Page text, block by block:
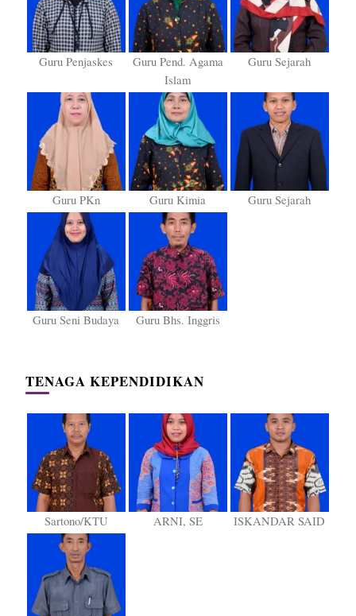
Guru Penjaskes
Guru Pend. Agama
Islam
Guru Sejarah
Guru PKn Guru Kimia Guru Sejarah
Guru Seni Budaya Guru Bhs. Inggris
TENAGA KEPENDIDIKAN
Sartono/KTU ARNI, SE ISKANDAR SAID